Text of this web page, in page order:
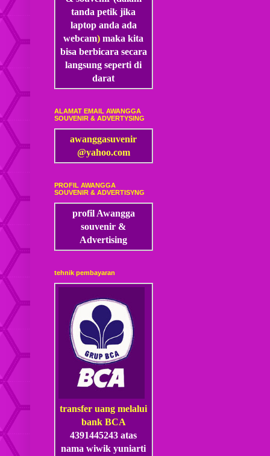
tanda petik jika
laptop anda ada
webcam)maka kita
bisa berbicara secara
langsung seperti di
darat
ALAMAT EMAIL AWANGGA
SOUVENIR & ADVERTYSING
awanggasuvenir
@yahoo.com
PROFIL AWANGGA
SOUVENIR & ADVERTISYNG
profil Awangga
souvenir &
Advertising
tehnik pembayaran
transfer uang melalui
bank BCA
4391445243 atas
nama wiwik yuniarti